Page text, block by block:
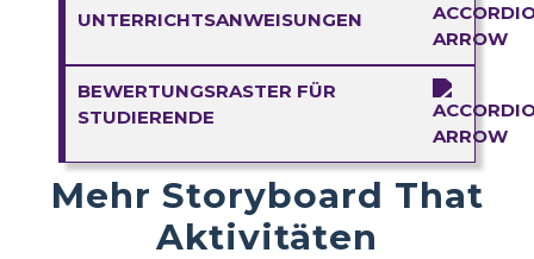
UNTERRICHTSANWEISUNGEN
BEWERTUNGSRASTER FÜR
STUDIERENDE
Mehr Storyboard That
Aktivitäten